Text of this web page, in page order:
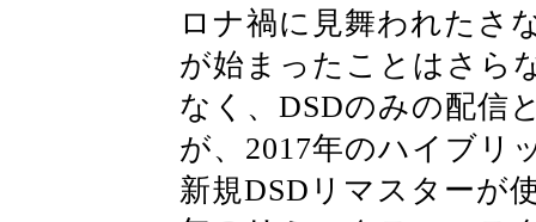
ロナ禍に見舞われたさ
が始まったことはさら
なく、DSDのみの配信
が、2017年のハイブリ
新規DSDリマスターが